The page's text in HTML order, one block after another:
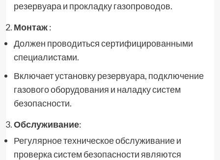
резервуара и прокладку газопроводов.
Монтаж:
Должен проводиться сертифицированными
специалистами.
Включает установку резервуара, подключение
газового оборудования и наладку систем
безопасности.
Обслуживание:
Регулярное техническое обслуживание и
проверка систем безопасности являются